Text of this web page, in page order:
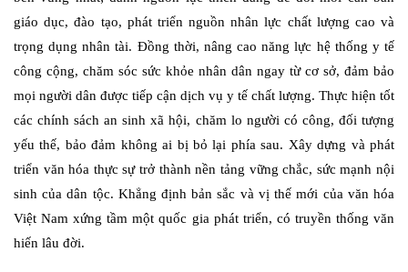
giáo dục, đào tạo, phát triển nguồn nhân lực chất lượng cao và
trọng dụng nhân tài. Đồng thời, nâng cao năng lực hệ thống y tế
công cộng, chăm sóc sức khỏe nhân dân ngay từ cơ sở, đảm bảo
mọi người dân được tiếp cận dịch vụ y tế chất lượng. Thực hiện tốt
các chính sách an sinh xã hội, chăm lo người có công, đối tượng
yếu thế, bảo đảm không ai bị bỏ lại phía sau. Xây dựng và phát
triển văn hóa thực sự trở thành nền tảng vững chắc, sức mạnh nội
sinh của dân tộc. Khẳng định bản sắc và vị thế mới của văn hóa
Việt Nam xứng tầm một quốc gia phát triển, có truyền thống văn
hiến lâu đời.